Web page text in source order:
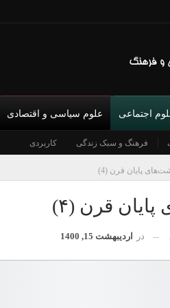
نویسندگان شرایط همکاری و عضویتفرهنگی و اجتماعی جمعیت شناسی
اجتماعی
توریسم جهانی شدن و مهاجرت
علوم سیاسی و اقتصادی
فرهنگ و سبک زندگی کاربردی
پایان قرن (4)
قرن (۴)
در اردیبهشت 15, 1400